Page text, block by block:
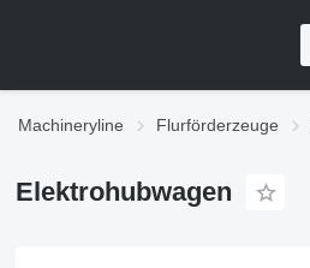
Machineryline Flurförderzeuge
Elektrohubwagen